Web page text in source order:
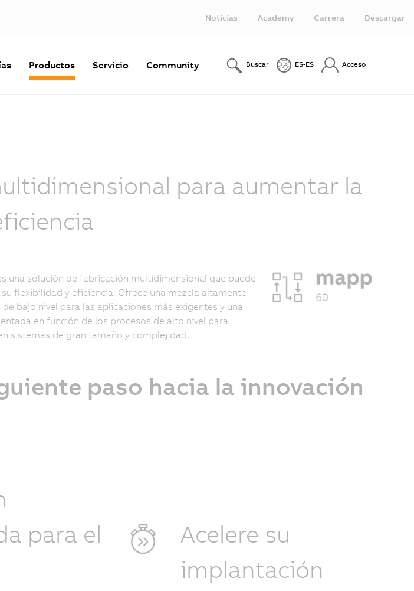
Noticias Academy Carrera Descargar
Productos Servicio Community Buscar ES-ES Acceso
para aumentar la
una solución de fabricación multidimensional que puede
flexibilidad y eficiencia. Ofrece una mezcla altamente
bajo nivel para las aplicaciones más exigentes y una
en función de los procesos de alto nivel para
sistemas de gran tamaño y complejidad.
paso hacia la innovación
para el
Acelere su
implantación